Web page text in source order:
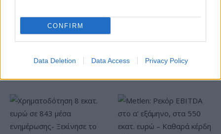
CONFIRM
Data Deletion Data Access Privacy Policy